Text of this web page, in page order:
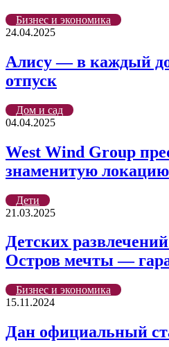
Бизнес и экономика
24.04.2025
Алису — в каждый
отпуск
Дом и сад
04.04.2025
West Wind Group
знаменитую локацию
Дети
21.03.2025
Детских
Остров мечты —
Бизнес и экономика
15.11.2024
Дан официальный